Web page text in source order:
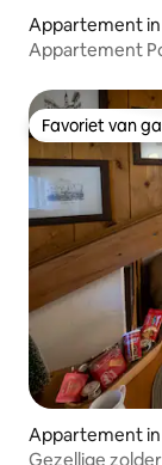
Appartement
Appartement
Favoriet van
Favoriet van
Appartement
Gezellige